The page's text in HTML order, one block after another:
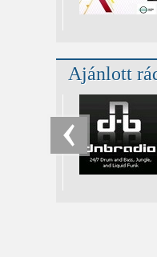
Ajánlott